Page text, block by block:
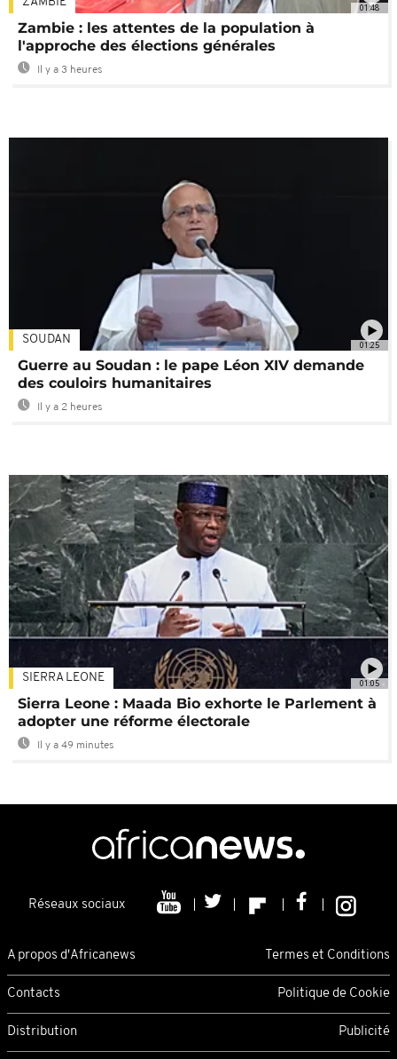
01:48
Zambie : les attentes de la population à
l'approche des élections générales
Il y a 3 heures
01:25
SOUDAN
Guerre au Soudan : le pape Léon XIV demande
des couloirs humanitaires
Il y a 2 heures
01:05
SIERRA LEONE
Sierra Leone : Maada Bio exhorte le Parlement à
adopter une réforme électorale
Il y a 49 minutes
Réseaux sociaux
A propos d'Africanews Termes et Conditions
Contacts Politique de Cookie
Distribution Publicité